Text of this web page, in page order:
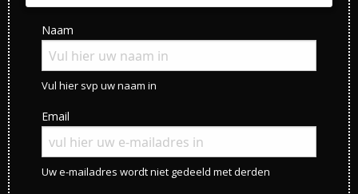
Naam
Vul hier svp uw naam in
Email
Uw e-mailadres wordt niet gedeeld met derden